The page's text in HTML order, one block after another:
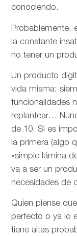
conociendo.
Probablemente,
la constante
no tener un
Un producto
vida misma:
funcionalidades
replantear…
de 10. Si es
la primera (algo
«simple lámina
va a ser un
necesidades de
Quien piense
perfecto o ya lo
tiene altas